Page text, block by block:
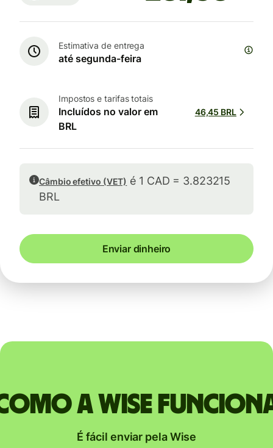
Estimativa de entrega
até segunda-feira
Impostos e tarifas totais
Incluídos no valor em
BRL
46,45 BRL
Câmbio efetivo (VET) é 1 CAD = 3.823215
BRL
Enviar dinheiro
a Wise
É fácil enviar pela Wise